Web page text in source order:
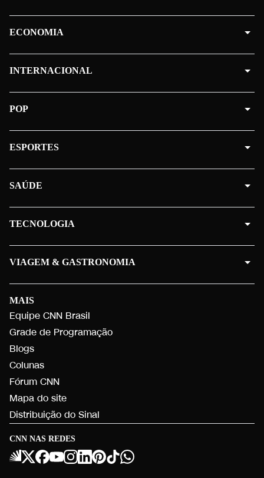
CNN NAS REDES
MAIS
Equipe CNN Brasil
Grade de Programação
Blogs
Colunas
Fórum CNN
Mapa do site
Distribuição do Sinal
ECONOMIA
INTERNACIONAL
POP
ESPORTES
SAÚDE
TECNOLOGIA
VIAGEM & GASTRONOMIA